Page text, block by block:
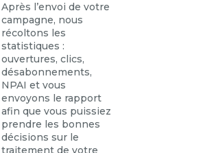
Après l’envoi de votre
campagne, nous
récoltons les
statistiques :
ouvertures, clics,
désabonnements,
NPAI et vous
envoyons le rapport
afin que vous puissiez
prendre les bonnes
décisions sur le
traitement de votre